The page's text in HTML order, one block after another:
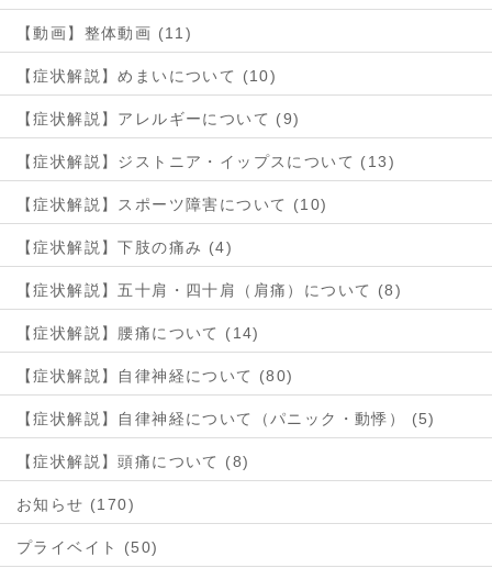
【動画】整体動画 (11)
【症状解説】めまいについて (10)
【症状解説】アレルギーについて (9)
【症状解説】ジストニア・イップスについて (13)
【症状解説】スポーツ障害について (10)
【症状解説】下肢の痛み (4)
【症状解説】五十肩・四十肩（肩痛）について (8)
【症状解説】腰痛について (14)
【症状解説】自律神経について (80)
【症状解説】自律神経について（パニック・動悸） (5)
【症状解説】頭痛について (8)
お知らせ (170)
プライベイト (50)